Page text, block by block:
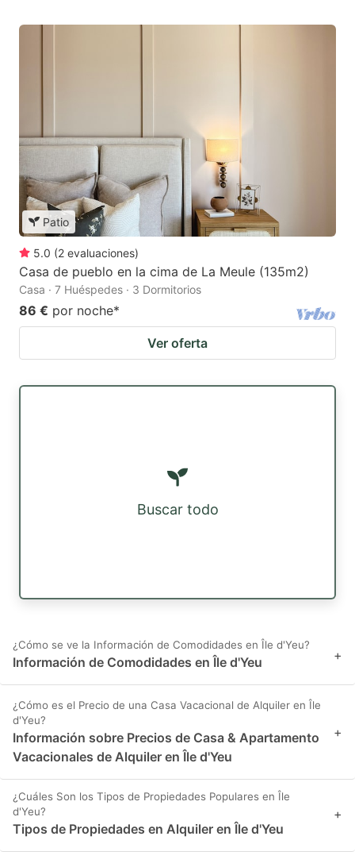
Patio
5.0 (2 evaluaciones)
Casa de pueblo en la cima de La Meule (135m2)
Casa · 7 Huéspedes · 3 Dormitorios
86 € por noche*
Ver oferta
Buscar todo
¿Cómo se ve la Información de Comodidades en Île d'Yeu?
Información de Comodidades en Île d'Yeu +
¿Cómo es el Precio de una Casa Vacacional de Alquiler en Île
d'Yeu?
Información sobre Precios de Casa & Apartamento
Vacacionales de Alquiler en Île d'Yeu
+
¿Cuáles Son los Tipos de Propiedades Populares en Île
d'Yeu?
Tipos de Propiedades en Alquiler en Île d'Yeu
+